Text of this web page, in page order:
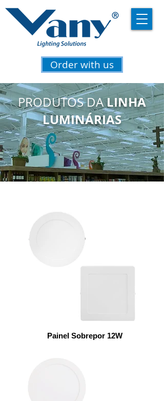
Order with us
PRODUTOS DALINHA
LUMINÁRIAS
Painel Sobrepor 12W